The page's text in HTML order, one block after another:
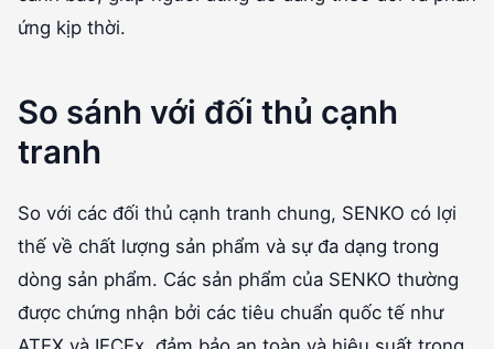
ứng kịp thời.
So sánh với đối thủ cạnh
tranh
So với các đối thủ cạnh tranh chung, SENKO có lợi
thế về chất lượng sản phẩm và sự đa dạng trong
dòng sản phẩm. Các sản phẩm của SENKO thường
được chứng nhận bởi các tiêu chuẩn quốc tế như